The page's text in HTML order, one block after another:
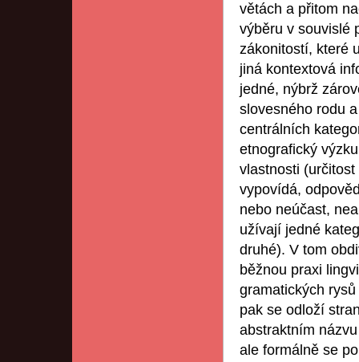
větách a přitom
výběru v souvislé
zákonitostí, které
jiná kontextová
jedné, nýbrž
slovesného rodu
centrálních
etnografický
vlastnosti
vypovídá,
nebo neúčast,
užívají jedné
druhé). V tom
běžnou praxi
gramatických
pak se odloží
abstraktním
ale formálně se